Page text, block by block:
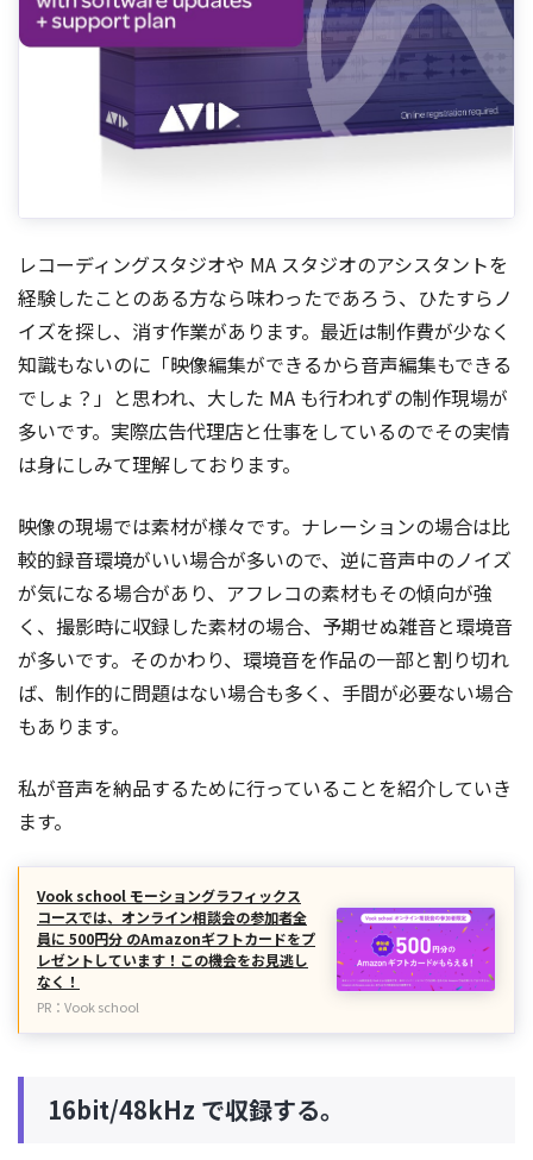
レコーディングスタジオや MA スタジオのアシスタントを
経験したことのある方なら味わったであろう、ひたすらノ
イズを探し、消す作業があります。最近は制作費が少なく
知識もないのに「映像編集ができるから音声編集もできる
でしょ？」と思われ、大した MA も行われずの制作現場が
多いです。実際広告代理店と仕事をしているのでその実情
は身にしみて理解しております。
映像の現場では素材が様々です。ナレーションの場合は比
較的録音環境がいい場合が多いので、逆に音声中のノイズ
が気になる場合があり、アフレコの素材もその傾向が強
く、撮影時に収録した素材の場合、予期せぬ雑音と環境音
が多いです。そのかわり、環境音を作品の一部と割り切れ
ば、制作的に問題はない場合も多く、手間が必要ない場合
もあります。
私が音声を納品するために行っていることを紹介していき
ます。
Vook school モーショングラフィックス
コースでは、オンライン相談会の参加者全
員に 500円分 のAmazonギフトカードをプ
レゼントしています！この機会をお見逃し
なく！
PR：Vook school
16bit/48kHz で収録する。